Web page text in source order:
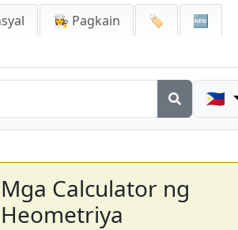
👩‍🍳 Pagkain 🏷️
🆕
🇵🇭
Mga Calculator ng
Heometriya